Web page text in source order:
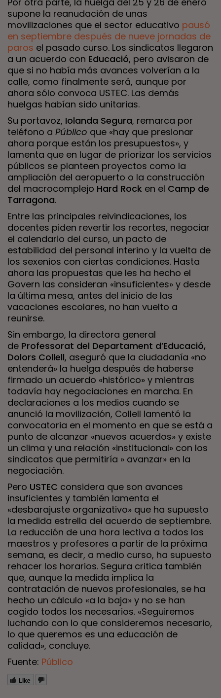
supone la reanudación de unas
movilizaciones que el sector educativo pausó
en septiembre después de nueve jornadas de
paros el pasado curso. Los sindicatos llegaron
a un acuerdo con Educació, pero avisaron de
que si no había más avances volverían a la
calle, como finalmente será, aunque por
ahora sólo convoca USTEC. Las demás
huelgas habían sido unitarias.
Su portavoz, Iolanda Segura, remarca por
teléfono a Público que «hay que presionar
ahora porque están los presupuestos», y
lamenta que en lugar de priorizar los servicios
públicos se planteen proyectos como la
ampliación del aeropuerto o la construcción
del macrocomplejo Hard Rock en el Camp de
Tarragona.
Entre las principales reivindicaciones, los
docentes piden revertir los recortes, negociar
el calendario del curso, un pacto de
estabilidad del personal interino y la vuelta de
los sexenios con ciertas condiciones. Hasta
ahora las propuestas que les ha hecho el
Govern las consideran «insuficientes» y desde
la última mesa, antes del inicio de las
vacaciones escolares, no han vuelto a
reunirse.
Sin embargo, la directora general
de Professorat del Departament d’Educació,
Dolors Collell, aseguró que la ciudadanía «no
entenderá» la huelga después de haberse
firmado un acuerdo «histórico» y mientras
todavía hay negociaciones en marcha. En
declaraciones a los medios cuando se
anunció la movilización, Collell lamentó la
convocatoria en el momento en que se está a
punto de alcanzar «nuevos acuerdos» y existe
un clima y una relación «institucional» con los
sindicatos que permitiría » avanzar» en la
negociación.
Pero USTEC considera que son avances
insuficientes y también lamenta el
«desbarajuste organizativo» que ha supuesto
la medida estrella del acuerdo de septiembre.
La reducción de una hora lectiva a todos los
maestros y profesores a partir de la próxima
semana, es decir, a medio curso, ha supuesto
rehacer los horarios. Segura critica también
que, aunque la medida implica la
contratación de nuevos profesionales, se ha
hecho un cálculo «a la baja» y no se han
cogido todos los necesarios. «Seguiremos
luchando con lo que consideremos necesario,
lo que queremos es una educación de
calidad», concluye.
Fuente: Público
Like